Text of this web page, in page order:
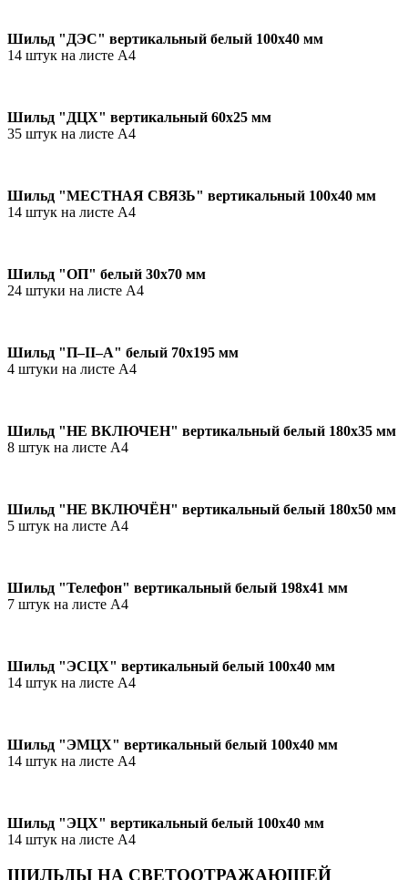
Шильд "ДЭС" вертикальный белый 100х40 мм
14 штук на листе А4
Шильд "ДЦХ" вертикальный 60х25 мм
35 штук на листе А4
Шильд "МЕСТНАЯ СВЯЗЬ" вертикальный 100х40 мм
14 штук на листе А4
Шильд "ОП" белый 30х70 мм
24 штуки на листе А4
Шильд "П–II–А" белый 70х195 мм
4 штуки на листе А4
Шильд "НЕ ВКЛЮЧЕН" вертикальный белый 180х35 мм
8 штук на листе А4
Шильд "НЕ ВКЛЮЧЁН" вертикальный белый 180х50 мм
5 штук на листе А4
Шильд "Телефон" вертикальный белый 198х41 мм
7 штук на листе А4
Шильд "ЭСЦХ" вертикальный белый 100х40 мм
14 штук на листе А4
Шильд "ЭМЦХ" вертикальный белый 100х40 мм
14 штук на листе А4
Шильд "ЭЦХ" вертикальный белый 100х40 мм
14 штук на листе А4
ШИЛЬДЫ НА СВЕТООТРАЖАЮЩЕЙ